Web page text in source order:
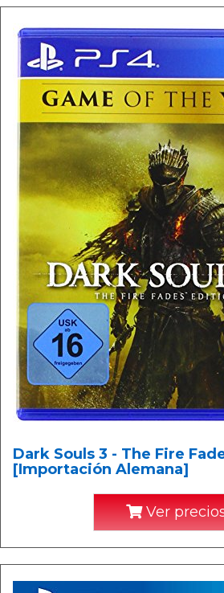
Dark Souls 3 - The Fire
[Importación Alemana]
Ver